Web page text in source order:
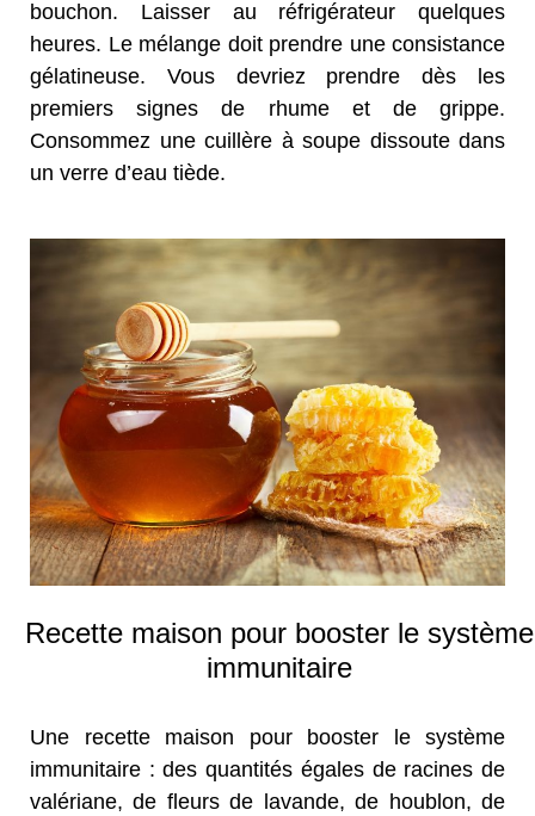
bouchon. Laisser au réfrigérateur quelques
heures. Le mélange doit prendre une consistance
gélatineuse. Vous devriez prendre dès les
premiers signes de rhume et de grippe.
Consommez une cuillère à soupe dissoute dans
un verre d’eau tiède.
Recette maison pour booster le système
immunitaire
Une recette maison pour booster le système
immunitaire : des quantités égales de racines de
valériane, de fleurs de lavande, de houblon, de